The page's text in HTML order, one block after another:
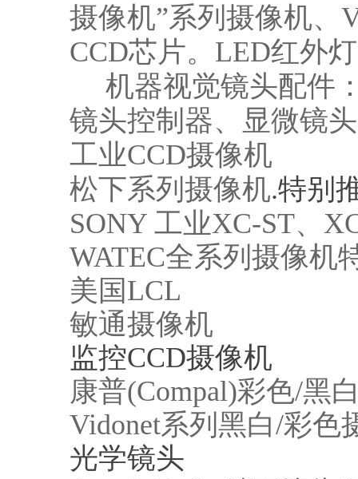
摄像机”系列摄像机、
CCD芯片。LED红外
机器视觉镜头配件
镜头控制器、显微镜
工业CCD摄像机
松下系列摄像机.特别
SONY 工业XC-ST、
WATEC全系列摄像机
美国LCL
敏通摄像机
监控CCD摄像机
康普(Compal)彩色/黑
Vidonet系列黑白/彩色
光学镜头